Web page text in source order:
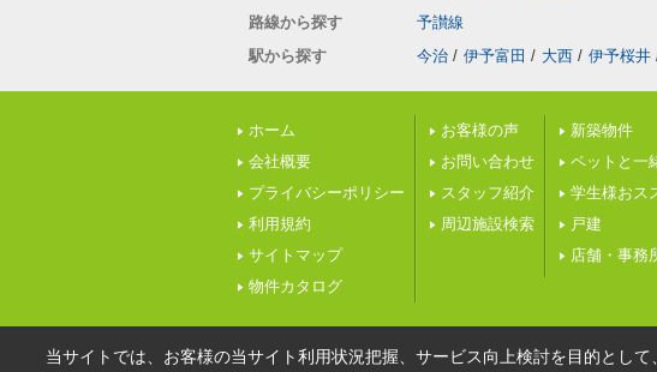
路線から探す
予讃線
駅から探す
今治 / 伊予富田 / 大西 / 伊予桜井
ホーム
会社概要
プライバシーポリシー
利用規約
サイトマップ
物件カタログ
お客様の声
お問い合わせ
スタッフ紹介
周辺施設検索
新築物件
ペットと一
学生様おス
戸建
店舗・事務
当サイトでは、お客様の当サイト利用状況把握、サービス向上検討を目的とし